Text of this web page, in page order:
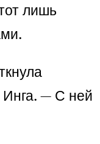
лишь
Инга. — С ней